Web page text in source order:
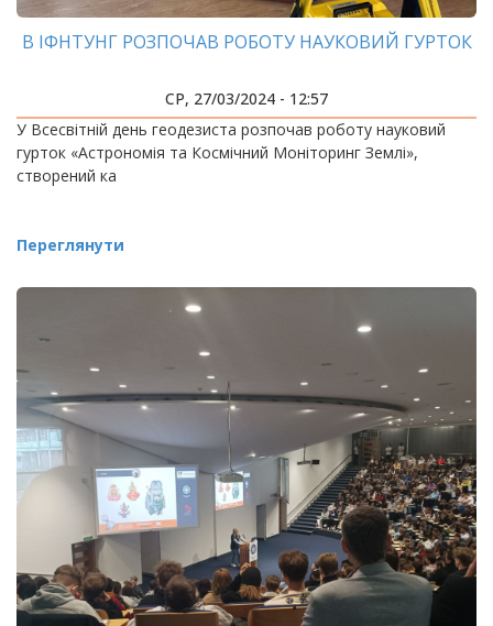
В ІФНТУНГ РОЗПОЧАВ РОБОТУ НАУКОВИЙ ГУРТОК
СР, 27/03/2024 - 12:57
У Всесвітній день геодезиста розпочав роботу науковий
гурток «Астрономія та Космічний Моніторинг Землі»,
створений ка
Переглянути